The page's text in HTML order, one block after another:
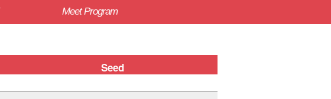
Meet Program
Seed